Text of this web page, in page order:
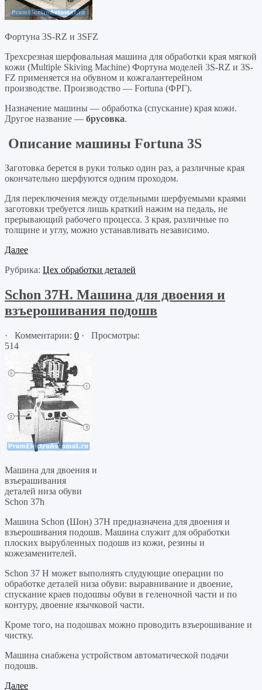
Фортуна 3S-RZ и 3SFZ
Трехсрезная шерфовальная машина для обработки края мягкой
кожи (Multiple Skiving Machine) Фортуна моделей 3S-RZ и 3S-
FZ применяется на обувном и кожгалантерейном
производстве. Производство — Fortuna (ФРГ).
Назначение машины — обработка (спускание) края кожи.
Другое название — брусовка.
Описание машины Fortuna 3S
Заготовка берется в руки только один раз, а различные края
окончательно шерфуются одним проходом.
Для переключения между отдельными шерфуемыми краями
заготовки требуется лишь краткий нажим на педаль, не
прерывающий рабочего процесса. 3 края, различные по
толщине и углу, можно устанавливать независимо.
Далее
Рубрика: Цех обработки деталей
Schon 37H. Машина для двоения и
взъерошивания подошв
· Комментарии: 0 · Просмотры:
514
Машина для двоения и
взъерашивания
деталей низа обуви
Schon 37h
Машина Schon (Шон) 37H предназначена для двоения и
взъерошивания подошв. Машина служит для обработки
плоских вырубленных подошв из кожи, резины и
кожезаменителей.
Schon 37 H может выполнять слудующие операции по
обработке деталей низа обуви: выравнивание и двоение,
спускание краев подошвы обуви в геленочной части и по
контуру, двоение язычковой части.
Кроме того, на подошвах можно проводить взъерошивание и
чистку.
Машина снабжена устройством автоматической подачи
подошв.
Далее